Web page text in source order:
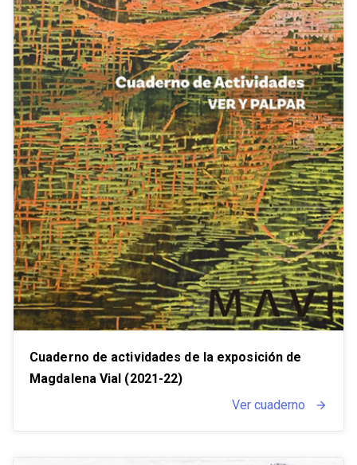
Cuaderno de actividades de la exposición de
Magdalena Vial (2021-22)
Ver cuaderno
arrow_forward